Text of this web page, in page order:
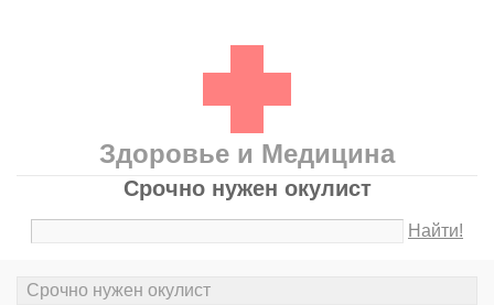
Здоровье и Медицина
Срочно нужен окулист
Найти!
Срочно нужен окулист